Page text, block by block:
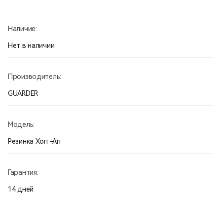
Наличие:
Нет в наличии
Производитель:
GUARDER
Модель:
Резинка Хоп -Ап
Гарантия:
14 дней